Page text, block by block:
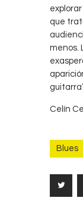
que
menos.
Celín
Blues
,
ROCK
a
s
t
o
i
d
e
q